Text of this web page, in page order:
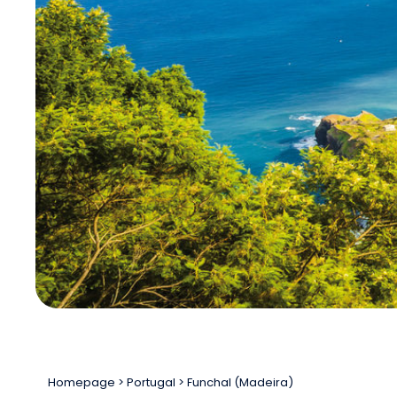
Homepage Portugal Funchal (Madeira)